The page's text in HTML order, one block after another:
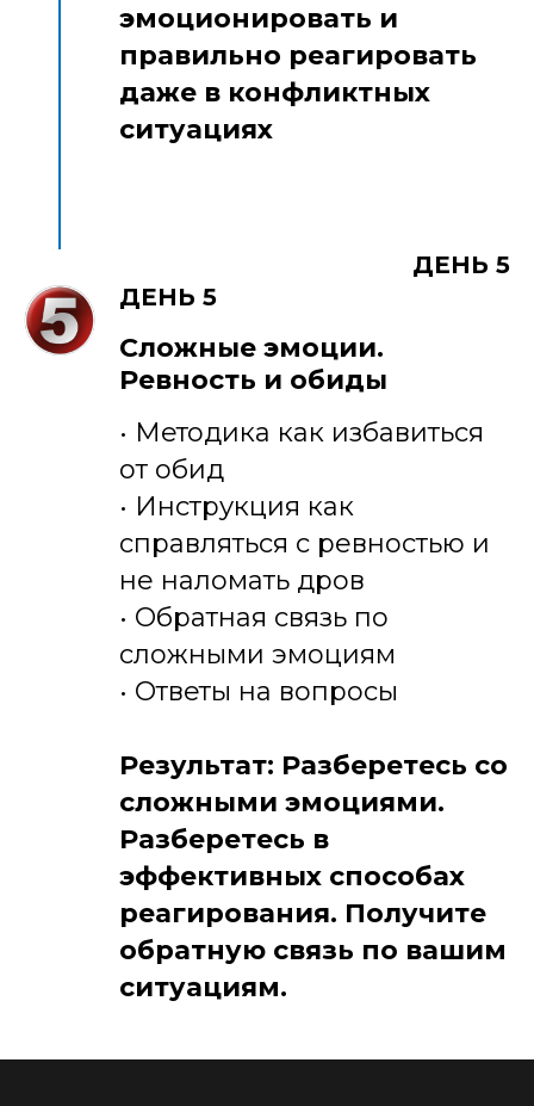
эмоционировать и
правильно реагировать
даже в конфликтных
ситуациях
ДЕНЬ 5
ДЕНЬ 5
Сложные эмоции.
Ревность и обиды
• Методика как избавиться
от обид
• Инструкция как
справляться с ревностью и
не наломать дров
• Обратная связь по
сложными эмоциям
• Ответы на вопросы
Результат: Разберетесь со
сложными эмоциями.
Разберетесь в
эффективных способах
реагирования. Получите
обратную связь по вашим
ситуациям.